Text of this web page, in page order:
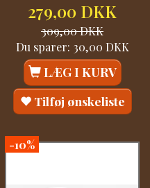
279,00 DKK
309,00 DKK
Du sparer: 30,00 DKK
LÆG I KURV
Tilføj ønskeliste
-10%